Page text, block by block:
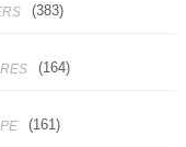
(383)
(164)
(161)